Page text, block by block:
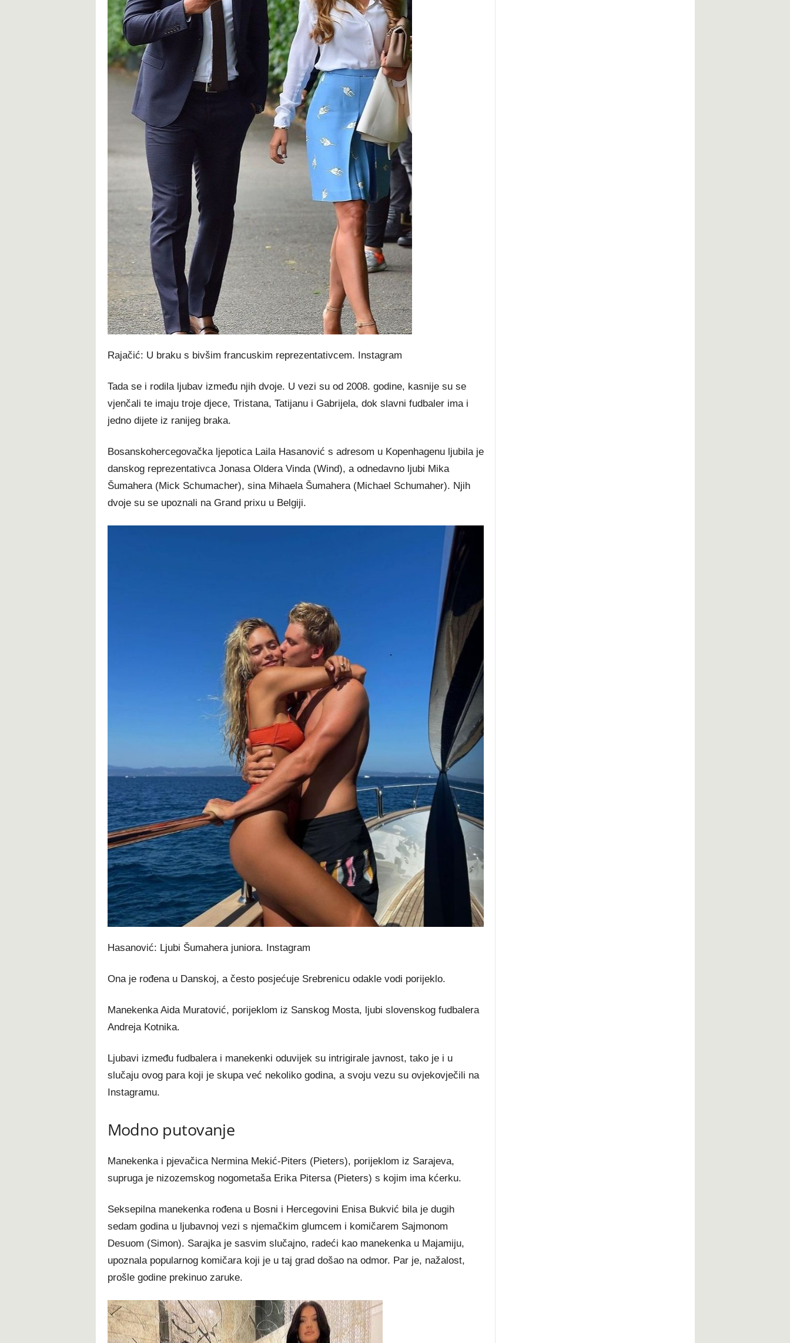
Rajačić: U braku s bivšim francuskim reprezentativcem. Instagram
Tada se i rodila ljubav između njih dvoje. U vezi su od 2008. godine, kasnije su se
vjenčali te imaju troje djece, Tristana, Tatijanu i Gabrijela, dok slavni fudbaler ima i
jedno dijete iz ranijeg braka.
Bosanskohercegovačka ljepotica Laila Hasanović s adresom u Kopenhagenu ljubila je
danskog reprezentativca Jonasa Oldera Vinda (Wind), a odnedavno ljubi Mika
Šumahera (Mick Schumacher), sina Mihaela Šumahera (Michael Schumaher). Njih
dvoje su se upoznali na Grand prixu u Belgiji.
Hasanović: Ljubi Šumahera juniora. Instagram
Ona je rođena u Danskoj, a često posjećuje Srebrenicu odakle vodi porijeklo.
Manekenka Aida Muratović, porijeklom iz Sanskog Mosta, ljubi slovenskog fudbalera
Andreja Kotnika.
Ljubavi između fudbalera i manekenki oduvijek su intrigirale javnost, tako je i u
slučaju ovog para koji je skupa već nekoliko godina, a svoju vezu su ovjekovječili na
Instagramu.
Modno putovanje
Manekenka i pjevačica Nermina Mekić-Piters (Pieters), porijeklom iz Sarajeva,
supruga je nizozemskog nogometaša Erika Pitersa (Pieters) s kojim ima kćerku.
Seksepilna manekenka rođena u Bosni i Hercegovini Enisa Bukvić bila je dugih
sedam godina u ljubavnoj vezi s njemačkim glumcem i komičarem Sajmonom
Desuom (Simon). Sarajka je sasvim slučajno, radeći kao manekenka u Majamiju,
upoznala popularnog komičara koji je u taj grad došao na odmor. Par je, nažalost,
prošle godine prekinuo zaruke.